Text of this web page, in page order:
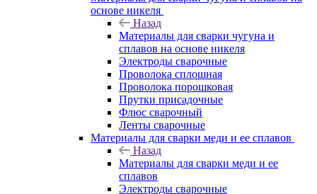
основе никеля
Назад
Материалы для сварки чугуна и
сплавов на основе никеля
Электроды сварочные
Проволока сплошная
Проволока порошковая
Прутки присадочные
Флюс сварочный
Ленты сварочные
Материалы для сварки меди и ее сплавов
Назад
Материалы для сварки меди и ее
сплавов
Электроды сварочные